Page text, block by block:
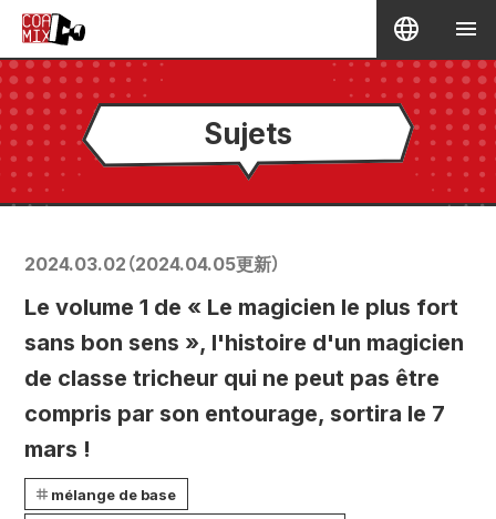
Sujets
2024.03.02 （2024.04.05更新）
Le volume 1 de « Le magicien le plus fort
sans bon sens », l'histoire d'un magicien
de classe tricheur qui ne peut pas être
compris par son entourage, sortira le 7
mars !
mélange de base